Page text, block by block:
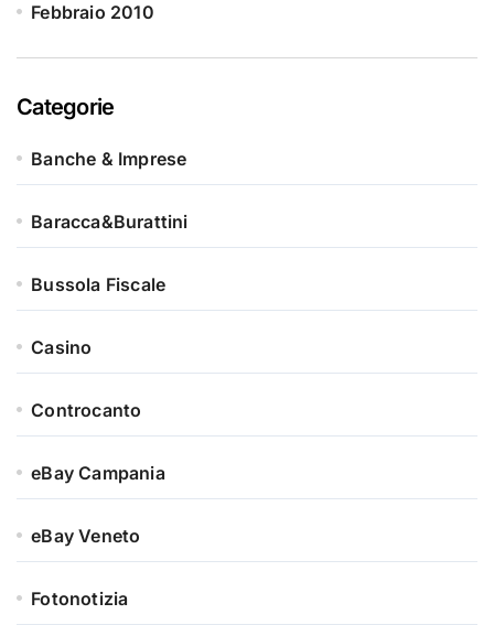
Febbraio 2010
Categorie
Banche & Imprese
Baracca&Burattini
Bussola Fiscale
Casino
Controcanto
eBay Campania
eBay Veneto
Fotonotizia